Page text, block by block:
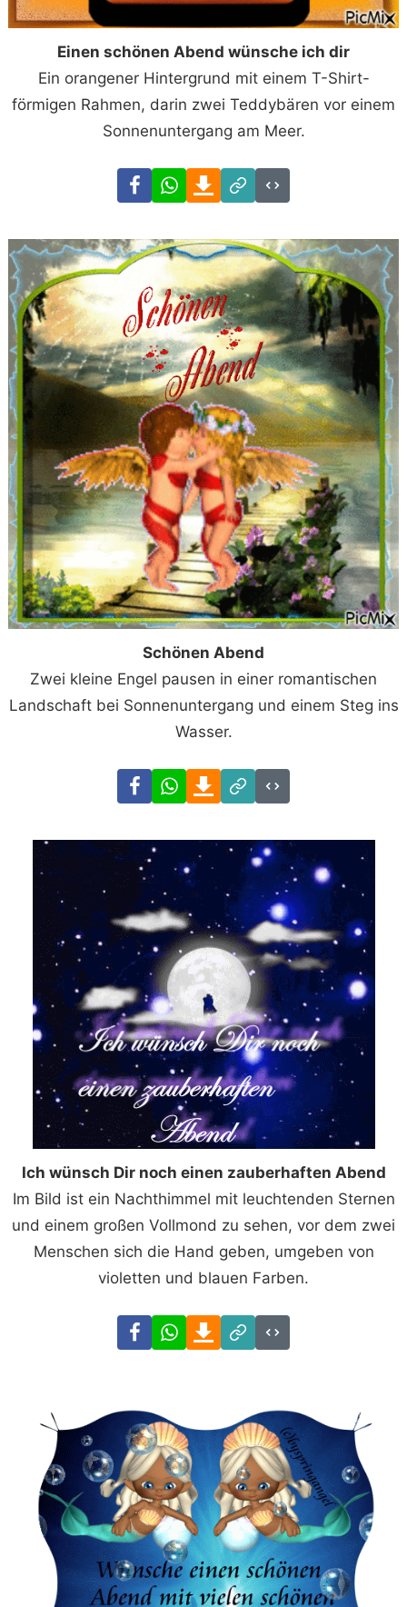
Einen schönen Abend wünsche ich dir
Ein orangener Hintergrund mit einem T-Shirt-
förmigen Rahmen, darin zwei Teddybären vor einem
Sonnenuntergang am Meer.
FacebookWhatsAppDownload
Link
Code
Schönen Abend
Zwei kleine Engel pausen in einer romantischen
Landschaft bei Sonnenuntergang und einem Steg ins
Wasser.
FacebookWhatsAppDownload
Link
Code
Ich wünsch Dir noch einen zauberhaften Abend
Im Bild ist ein Nachthimmel mit leuchtenden Sternen
und einem großen Vollmond zu sehen, vor dem zwei
Menschen sich die Hand geben, umgeben von
violetten und blauen Farben.
FacebookWhatsAppDownload
Link
Code